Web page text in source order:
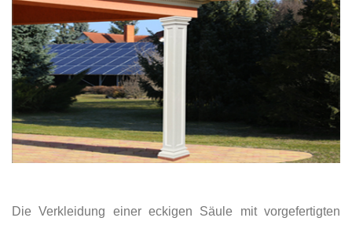
Die Verkleidung einer eckigen Säule mit vorgefertigten